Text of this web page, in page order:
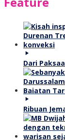
Dari
Ribuan